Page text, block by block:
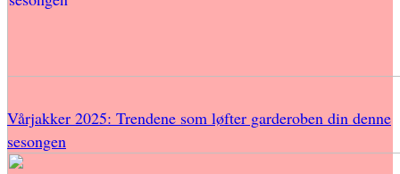
Vårjakker 2025: Trendene som løfter garderoben din denne
sesongen